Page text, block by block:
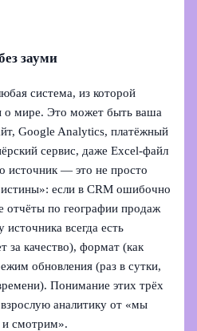
зауми
система, из которой
о мире. Это может быть ваша
Google Analytics, платёжный
сервис, даже Excel‑файл
источник — это не просто
если в CRM ошибочно
отчёты по географии продаж
всегда есть
за качество), формат (как
обновления (раз в сутки,
Понимание этих трёх
аналитику от «мы
и смотрим».